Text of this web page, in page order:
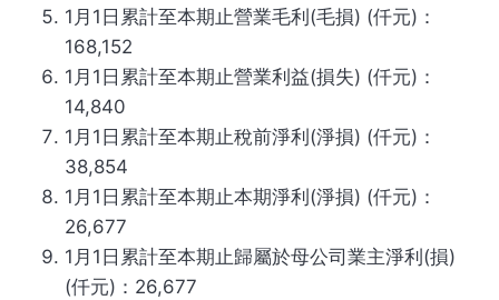
1月1日累計至本期止營業毛利(毛損) (仟元)：
168,152
1月1日累計至本期止營業利益(損失) (仟元)：
14,840
1月1日累計至本期止稅前淨利(淨損) (仟元)：
38,854
1月1日累計至本期止本期淨利(淨損) (仟元)：
26,677
1月1日累計至本期止歸屬於母公司業主淨利(損)
(仟元)：26,677